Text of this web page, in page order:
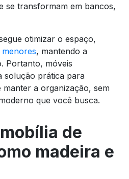
se transformam em bancos,
otimizar o espaço,
menores, mantendo a
Portanto, móveis
solução prática para
a organização, sem
que você busca.
de
madeira e